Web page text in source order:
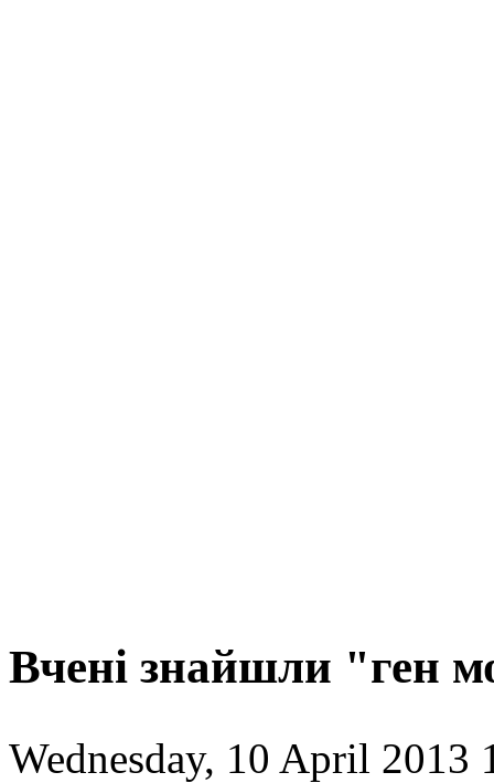
Вчені знайшли "ген
Wednesday, 10 April 2013